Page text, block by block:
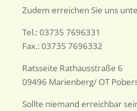
Zudem erreichen Sie uns
Tel.: 03735 7696331
Fax.: 03735 7696332
Ratsseite Rathausstraße 6
09496 Marienberg/ OT
Sollte niemand erreichbar